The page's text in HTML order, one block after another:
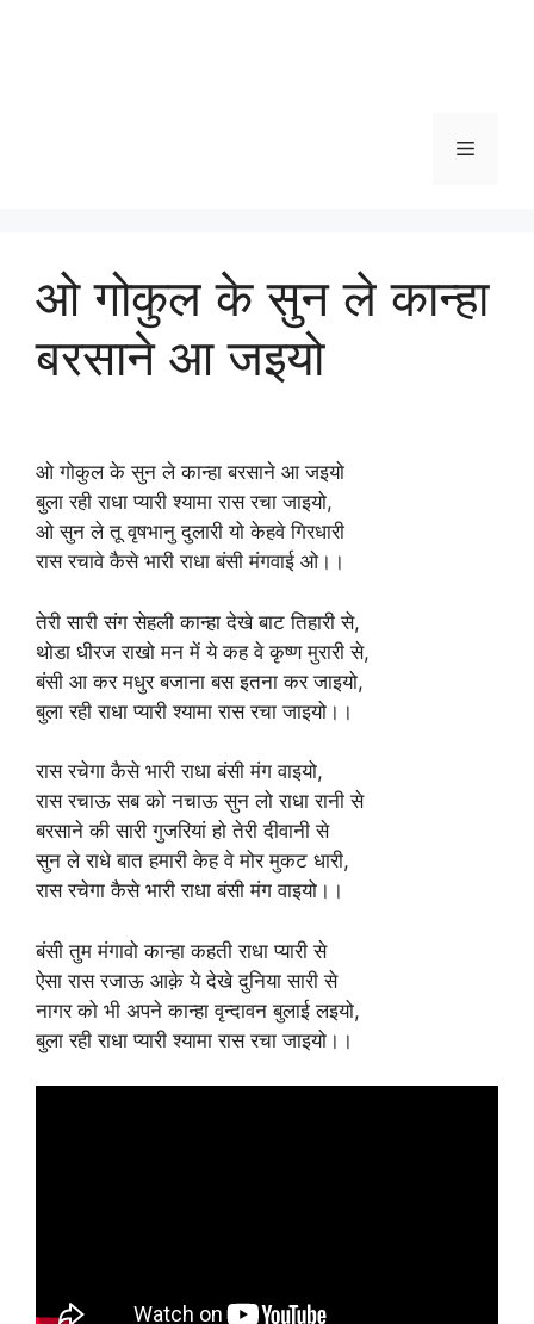
Menu
ओ गोकुल के सुन ले कान्हा
बरसाने आ जइयो
ओ गोकुल के सुन ले कान्हा बरसाने आ जइयो
बुला रही राधा प्यारी श्यामा रास रचा जाइयो,
ओ सुन ले तू वृषभानु दुलारी यो केहवे गिरधारी
रास रचावे कैसे भारी राधा बंसी मंगवाई ओ।।
तेरी सारी संग सेहली कान्हा देखे बाट तिहारी से,
थोडा धीरज राखो मन में ये कह वे कृष्ण मुरारी से,
बंसी आ कर मधुर बजाना बस इतना कर जाइयो,
बुला रही राधा प्यारी श्यामा रास रचा जाइयो।।
रास रचेगा कैसे भारी राधा बंसी मंग वाइयो,
रास रचाऊ सब को नचाऊ सुन लो राधा रानी से
बरसाने की सारी गुजरियां हो तेरी दीवानी से
सुन ले राधे बात हमारी केह वे मोर मुकट धारी,
रास रचेगा कैसे भारी राधा बंसी मंग वाइयो।।
बंसी तुम मंगावो कान्हा कहती राधा प्यारी से
ऐसा रास रजाऊ आक़े ये देखे दुनिया सारी से
नागर को भी अपने कान्हा वृन्दावन बुलाई लइयो,
बुला रही राधा प्यारी श्यामा रास रचा जाइयो।।